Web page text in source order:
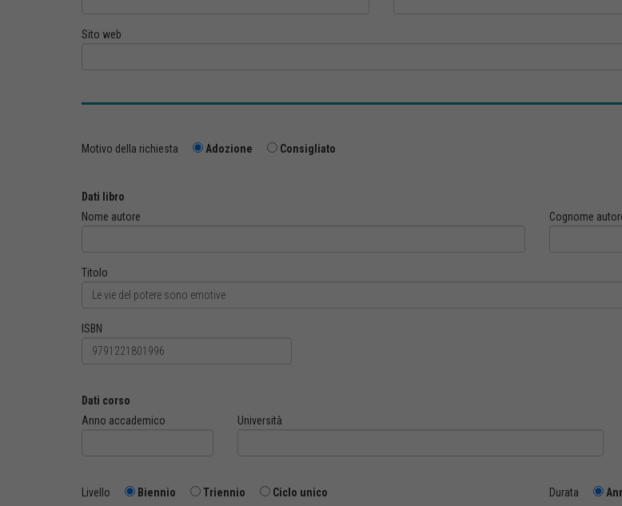
Sito web
Motivo della richiesta Adozione Consigliato
Dati libro
Nome autore
Cognome
Titolo
ISBN
Dati corso
Anno accademico
Università
Livello Biennio Triennio Ciclo unico Durata